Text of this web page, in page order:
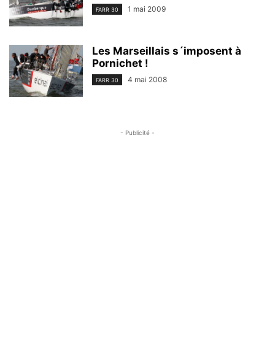
FARR 30 1 mai 2009
Les Marseillais s´imposent à
Pornichet !
FARR 30 4 mai 2008
- Publicité -